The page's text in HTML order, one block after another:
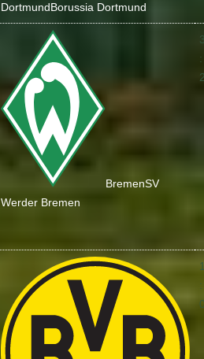
DortmundBorussia Dortmund
BremenSV
Werder Bremen
:
: